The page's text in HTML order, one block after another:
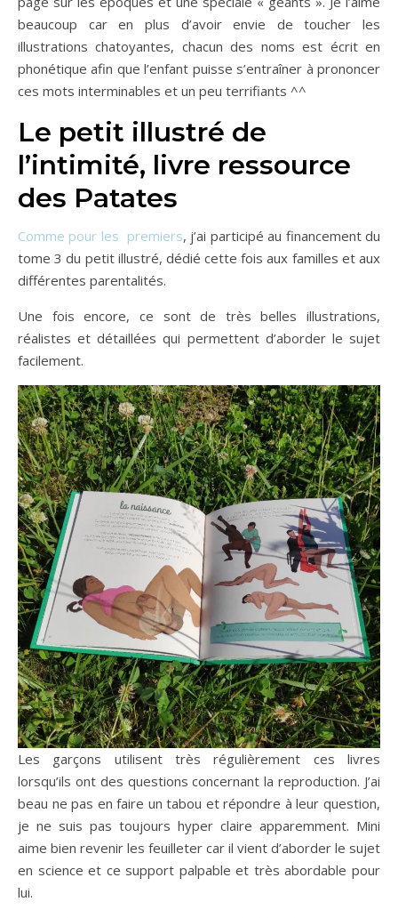
beaucoup car en plus d’avoir envie de toucher les
illustrations chatoyantes, chacun des noms est écrit en
phonétique afin que l’enfant puisse s’entraîner à prononcer
ces mots interminables et un peu terrifiants ^^
Le petit illustré de
l’intimité, livre ressource
des Patates
Comme pour les premiers, j’ai participé au financement du
tome 3 du petit illustré, dédié cette fois aux familles et aux
différentes parentalités.
Une fois encore, ce sont de très belles illustrations,
réalistes et détaillées qui permettent d’aborder le sujet
facilement.
Les garçons utilisent très régulièrement ces livres
lorsqu’ils ont des questions concernant la reproduction. J’ai
beau ne pas en faire un tabou et répondre à leur question,
je ne suis pas toujours hyper claire apparemment. Mini
aime bien revenir les feuilleter car il vient d’aborder le sujet
en science et ce support palpable et très abordable pour
lui.